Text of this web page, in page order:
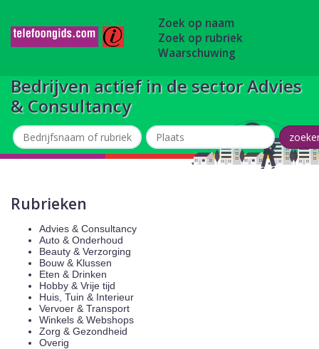
Zoek op naam
Zoek op rubriek
Waarschuwing
Bedrijven actief in de sector Advies
& Consultancy
Rubrieken
Advies & Consultancy
Auto & Onderhoud
Beauty & Verzorging
Bouw & Klussen
Eten & Drinken
Hobby & Vrije tijd
Huis, Tuin & Interieur
Vervoer & Transport
Winkels & Webshops
Zorg & Gezondheid
Overig